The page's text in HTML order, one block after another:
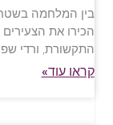
בין המלחמה
הכירו את
התקשורת, ורדי
קראו עוד»